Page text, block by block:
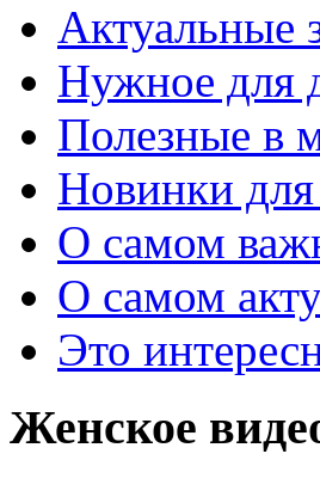
Актуальные
Нужное для
Полезные в
Новинки
О самом
О самом
Это
Женское